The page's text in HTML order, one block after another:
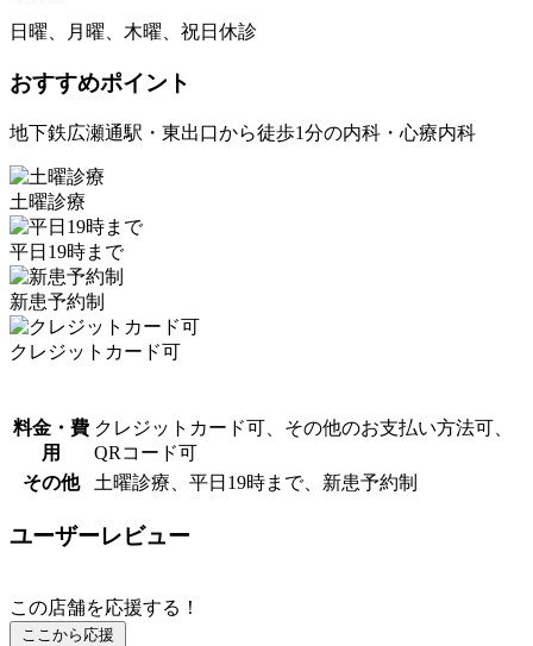
日曜、月曜、木曜、祝日休診
おすすめポイント
地下鉄広瀬通駅・東出口から徒歩1分の内科・心療内科
土曜診療
平日19時まで
新患予約制
クレジットカード可
料金・費
用
クレジットカード可、その他のお支払い方法可、
QRコード可
その他
土曜診療、平日19時まで、新患予約制
ユーザーレビュー
この店舗を応援する！
ここから応援